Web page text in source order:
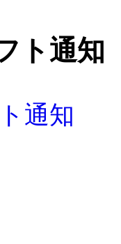
ト通知
通知